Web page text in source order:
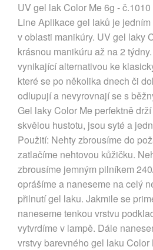
UV gel lak Color Me 6g -
Line Aplikace gel laků je
v oblasti manikúry. UV gel laky
krásnou manikúru až na 2
vynikající alternativou ke
které se po několika dnech či
odlupují a nevyrovnají se s
Gel laky Color Me perfektně
skvělou hustotu, jsou syté a
Použití: Nehty zbrousíme do
zatlačíme nehtovou kůžičku.
zbrousíme jemným pilníkem
oprášíme a naneseme na celý
přilnutí gel laku. Jakmile se
naneseme tenkou vrstvu
vytvrdíme v lampě. Dále
vrstvy barevného gel laku